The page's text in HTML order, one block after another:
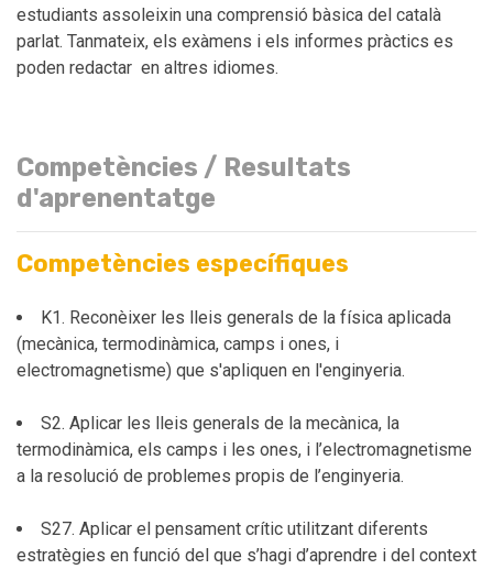
estudiants assoleixin una comprensió bàsica del català
parlat. Tanmateix, els exàmens i els informes pràctics es
poden redactar en altres idiomes.
Competències / Resultats
d'aprenentatge
Competències específiques
K1. Reconèixer les lleis generals de la física aplicada
(mecànica, termodinàmica, camps i ones, i
electromagnetisme) que s'apliquen en l'enginyeria.
S2. Aplicar les lleis generals de la mecànica, la
termodinàmica, els camps i les ones, i l’electromagnetisme
a la resolució de problemes propis de l’enginyeria.
S27. Aplicar el pensament crític utilitzant diferents
estratègies en funció del que s’hagi d’aprendre i del context